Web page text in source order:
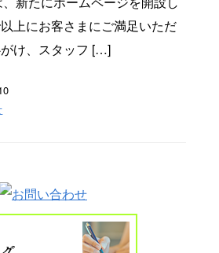
上にお客さまにご満足いただ
け、スタッフ […]